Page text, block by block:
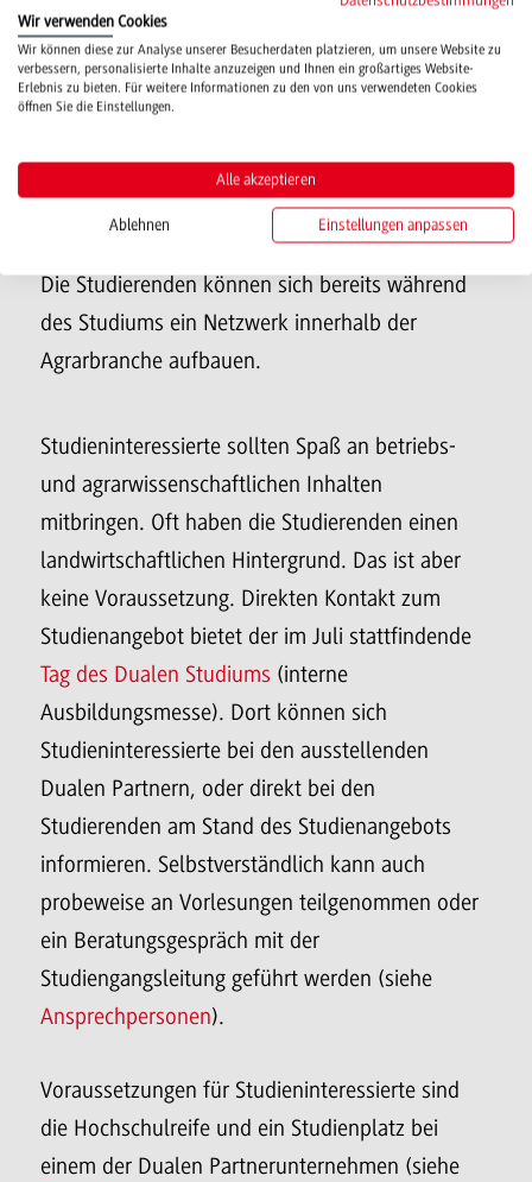
Wertschöpfungskette im Agribusiness: Hersteller
(Saatgut, Pflanzenschutz, Düngemittel,
Agrartechnik, etc.), national und international
Dienstleister und auch größere
landwirtschaftliche Unternehmen (insbesondere
mit Selbstvermarktung). Positiver Nebeneffekt:
Die Studierenden können sich bereits während
des Studiums ein Netzwerk innerhalb der
Agrarbranche aufbauen.
Studieninteressierte sollten Spaß an betriebs-
und agrarwissenschaftlichen Inhalten
mitbringen. Oft haben die Studierenden einen
landwirtschaftlichen Hintergrund. Das ist aber
keine Voraussetzung. Direkten Kontakt zum
Studienangebot bietet der im Juli stattfindende
Tag des Dualen Studiums (interne
Ausbildungsmesse). Dort können sich
Studieninteressierte bei den ausstellenden
Dualen Partnern, oder direkt bei den
Studierenden am Stand des Studienangebots
informieren. Selbstverständlich kann auch
probeweise an Vorlesungen teilgenommen oder
ein Beratungsgespräch mit der
Studiengangsleitung geführt werden (siehe
Ansprechpersonen).
Voraussetzungen für Studieninteressierte sind
die Hochschulreife und ein Studienplatz bei
einem der Dualen Partnerunternehmen (siehe
Wir verwenden Cookies
Wir können diese zur Analyse unserer Besucherdaten platzieren, um unsere Website zu
verbessern, personalisierte Inhalte anzuzeigen und Ihnen ein großartiges Website-
Erlebnis zu bieten. Für weitere Informationen zu den von uns verwendeten Cookies
öffnen Sie die Einstellungen.
Alle akzeptieren
Ablehnen Einstellungen anpassen